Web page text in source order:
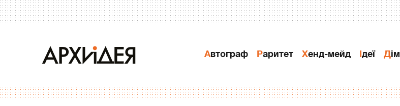
Автограф Раритет Хенд-мейд Ідеї Дiм